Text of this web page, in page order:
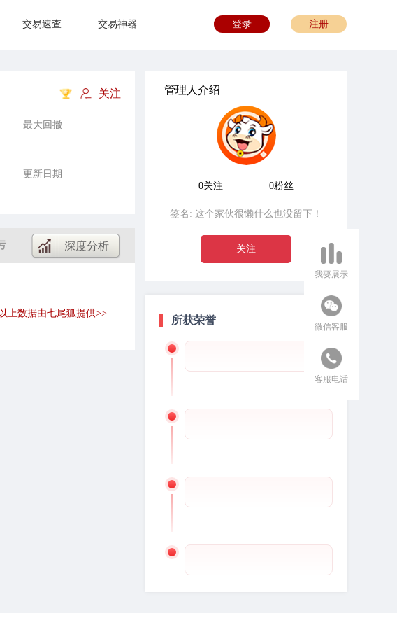
交易速查 交易神器 登录 注册
关注
最大回撤
更新日期
深度分析
上数据由七尾狐提供>>
管理人介绍
0关注 0粉丝
签名: 这个家伙很懒什么也没留下！
关注
所获荣誉
我要展示
微信客服
客服电话